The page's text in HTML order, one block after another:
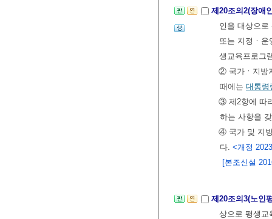
제20조의2(장애
인을 대상으
또는 지정ㆍ
생교육프로그
② 국가ㆍ지방
때에는 대통령
③ 제2항에 따
하는 사항을
④ 국가 및 지
다. <개정
[본조신설
제20조의3(노인
상으로 평생교